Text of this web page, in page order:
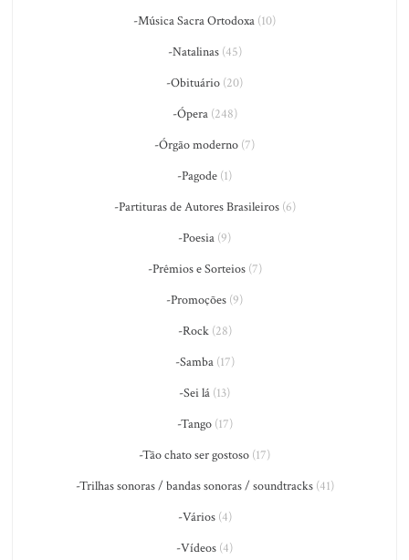
-Música Sacra Ortodoxa (10)
-Natalinas(45)
-Obituário (20)
-Ópera(248)
-Órgão moderno (7)
-Pagode (1)
-Partituras de Autores Brasileiros(6)
-Poesia (9)
-Prêmios e Sorteios(7)
-Promoções (9)
-Rock(28)
-Samba(17)
-Sei lá (13)
-Tango(17)
-Tão chato ser gostoso (17)
-Trilhas sonoras / bandas sonoras / soundtracks(41)
-Vários(4)
-Vídeos (4)